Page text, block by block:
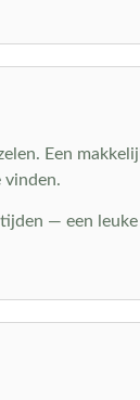
Een
vinden.
— een leuke